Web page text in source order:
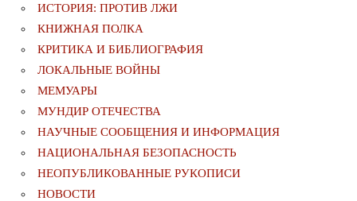
ИСТОРИЯ: ПРОТИВ ЛЖИ
КНИЖНАЯ ПОЛКА
КРИТИКА И БИБЛИОГРАФИЯ
ЛОКАЛЬНЫЕ ВОЙНЫ
МЕМУАРЫ
МУНДИР ОТЕЧЕСТВА
НАУЧНЫЕ СООБЩЕНИЯ И ИНФОРМАЦИЯ
НАЦИОНАЛЬНАЯ БЕЗОПАСНОСТЬ
НЕОПУБЛИКОВАННЫЕ РУКОПИСИ
НОВОСТИ